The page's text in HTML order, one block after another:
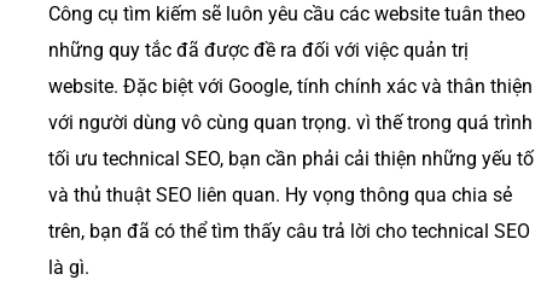
Công cụ tìm kiếm sẽ luôn yêu cầu các website tuân theo
những quy tắc đã được đề ra đối với việc quản trị
website. Đặc biệt với Google, tính chính xác và thân thiện
với người dùng vô cùng quan trọng. vì thế trong quá trình
tối ưu technical SEO, bạn cần phải cải thiện những yếu tố
và thủ thuật SEO liên quan. Hy vọng thông qua chia sẻ
trên, bạn đã có thể tìm thấy câu trả lời cho technical SEO
là gì.